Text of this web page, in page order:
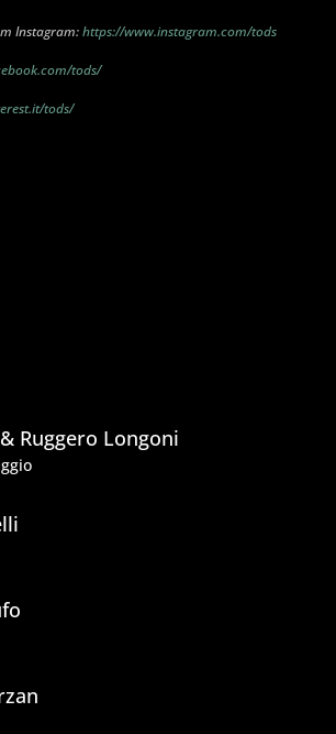
Instagram:https://www.instagram.com/tods
tods/
tods/
Ruggero Longoni